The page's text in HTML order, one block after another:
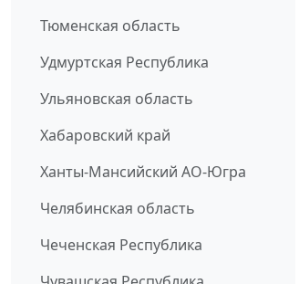
Тюменская область
Удмуртская Республика
Ульяновская область
Хабаровский край
Ханты-Мансийский АО-Югра
Челябинская область
Чеченская Республика